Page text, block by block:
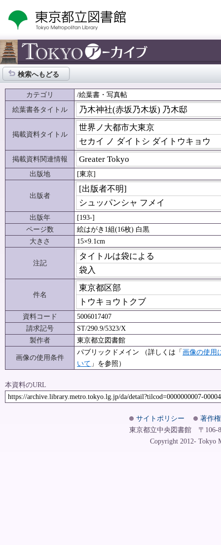
検索へもどる
カテゴリ
/絵葉書・写真帖
絵葉書各タイトル
乃木神社(赤坂乃木坂) 乃木邸
掲載資料タイトル
世界ノ大都市大東京
セカイ ノ ダイトシ ダイトウキョウ
掲載資料関連情報 Greater Tokyo
出版地 [東京]
出版者
[出版者不明]
シュッパンシャ フメイ
出版年
[193-]
ページ数
絵はがき1組(16枚) 白黒
大きさ
15×9.1cm
注記
タイトルは袋による
袋入
件名
東京都区部
トウキョウトクブ
資料コード
5006017407
請求記号
ST/290.9/5323/X
製作者
東京都立図書館
画像の使用条件
パブリックドメイン （詳しくは「画像の使用
いて 」を参照）
本資料のURL
https://archive.library.metro.tokyo.lg.jp/da/detail?tilcod=0000000007-
サイトポリシー
著作
東京都立中央図書館 〒106-
Copyright 2012- Tokyo